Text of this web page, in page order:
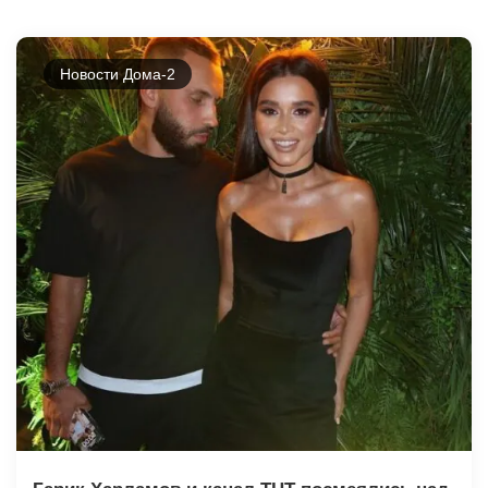
Новости Дома-2